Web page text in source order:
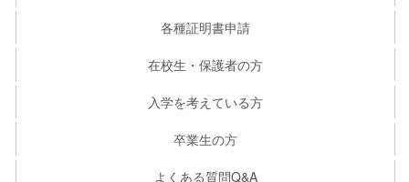
各種証明書申請
在校生・保護者の方
入学を考えている方
卒業生の方
よくある質問Q&A